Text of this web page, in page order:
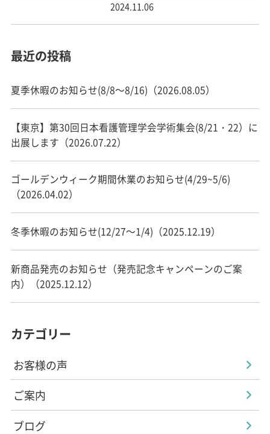
2024.11.06
最近の投稿
夏季休暇のお知らせ(8/8～8/16)（2026.08.05）
【東京】第30回日本看護管理学会学術集会(8/21・22）に
出展します（2026.07.22）
ゴールデンウィーク期間休業のお知らせ(4/29~5/6)
（2026.04.02）
冬季休暇のお知らせ(12/27～1/4)（2025.12.19）
新商品発売のお知らせ（発売記念キャンペーンのご案
内）（2025.12.12）
カテゴリー
お客様の声
ご案内
ブログ